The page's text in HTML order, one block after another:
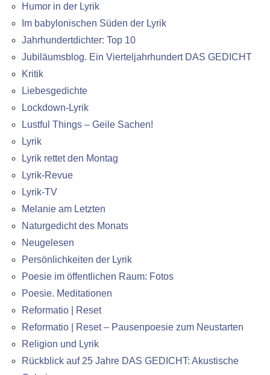
Humor in der Lyrik
Im babylonischen Süden der Lyrik
Jahrhundertdichter: Top 10
Jubiläumsblog. Ein Vierteljahrhundert DAS GEDICHT
Kritik
Liebesgedichte
Lockdown-Lyrik
Lustful Things – Geile Sachen!
Lyrik
Lyrik rettet den Montag
Lyrik-Revue
Lyrik-TV
Melanie am Letzten
Naturgedicht des Monats
Neugelesen
Persönlichkeiten der Lyrik
Poesie im öffentlichen Raum: Fotos
Poesie. Meditationen
Reformatio | Reset
Reformatio | Reset – Pausenpoesie zum Neustarten
Religion und Lyrik
Rückblick auf 25 Jahre DAS GEDICHT: Akustische